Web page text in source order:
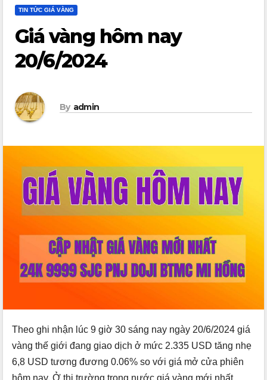
TIN TỨC GIÁ VÀNG
Giá vàng hôm nay
20/6/2024
By admin
Theo ghi nhận lúc 9 giờ 30 sáng nay ngày 20/6/2024 giá
vàng thế giới đang giao dịch ở mức 2.335 USD tăng nhẹ
6,8 USD tương đương 0.06% so với giá mở cửa phiên